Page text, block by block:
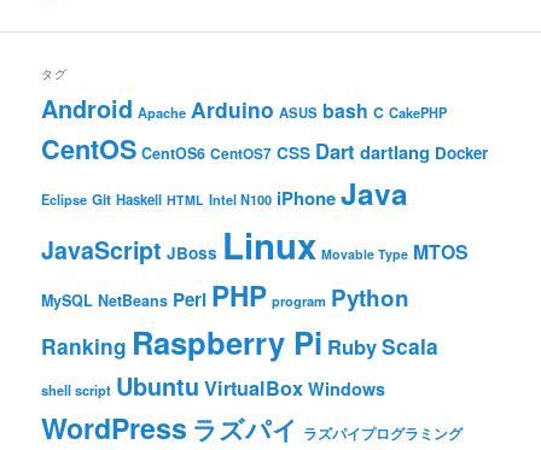
タグ
Android Apache Arduino ASUS bash C CakePHP
CentOS CentOS6 CentOS7 CSS Dart dartlang Docker
Eclipse Git Haskell HTML Intel N100 iPhoneJava
JavaScript JBoss Linux Movable Type MTOS
MySQL NetBeans Perl PHP program Python
Ranking Raspberry Pi RubyScala
shell script Ubuntu VirtualBox Windows
WordPress ラズパイ ラズパイプログラミング